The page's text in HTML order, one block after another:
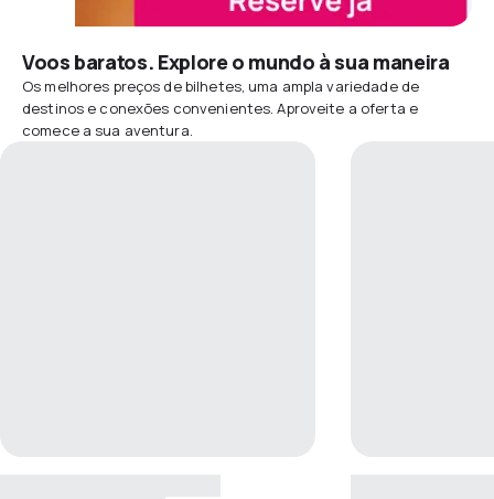
Voos baratos. Explore o mundo à sua maneira
Os melhores preços de bilhetes, uma ampla variedade de
destinos e conexões convenientes. Aproveite a oferta e
comece a sua aventura.